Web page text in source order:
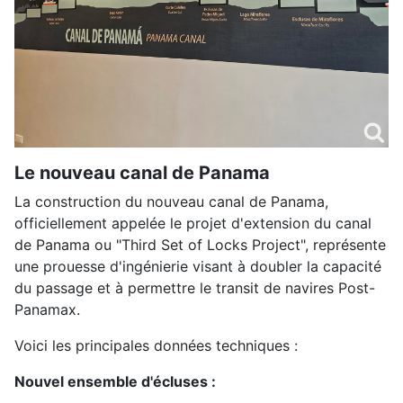
Le nouveau canal de Panama
La construction du nouveau canal de Panama,
officiellement appelée le projet d'extension du canal
de Panama ou "Third Set of Locks Project", représente
une prouesse d'ingénierie visant à doubler la capacité
du passage et à permettre le transit de navires Post-
Panamax.
Voici les principales données techniques :
Nouvel ensemble d'écluses :